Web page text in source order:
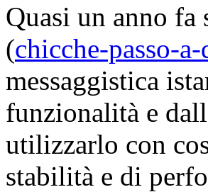
Quasi un anno fa
(chicche-passo-
messaggistica
funzionalità e
utilizzarlo con
stabilità e di